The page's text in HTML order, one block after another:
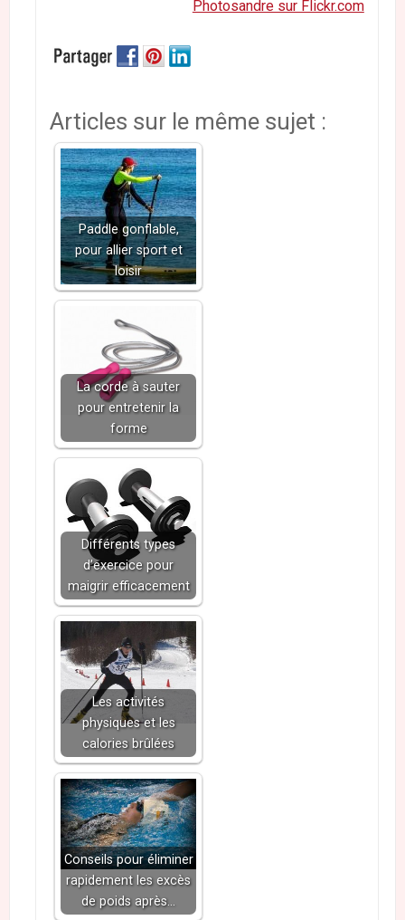
Photosandre sur Flickr.com
Articles sur le même sujet :
Paddle gonflable,
pour allier sport et
loisir
La corde à sauter
pour entretenir la
forme
Différents types
d’exercice pour
maigrir efficacement
Les activités
physiques et les
calories brûlées
Conseils pour éliminer
rapidement les excès
de poids après…